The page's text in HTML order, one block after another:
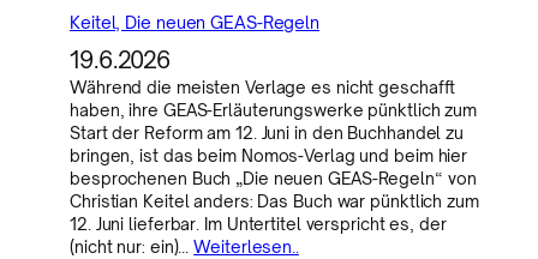
Keitel, Die neuen GEAS-Regeln
19.6.2026
Während die meisten Verlage es nicht geschafft
haben, ihre GEAS-Erläuterungswerke pünktlich zum
Start der Reform am 12. Juni in den Buchhandel zu
bringen, ist das beim Nomos-Verlag und beim hier
besprochenen Buch „Die neuen GEAS-Regeln“ von
Christian Keitel anders: Das Buch war pünktlich zum
12. Juni lieferbar. Im Untertitel verspricht es, der
(nicht nur: ein)…Weiterlesen..